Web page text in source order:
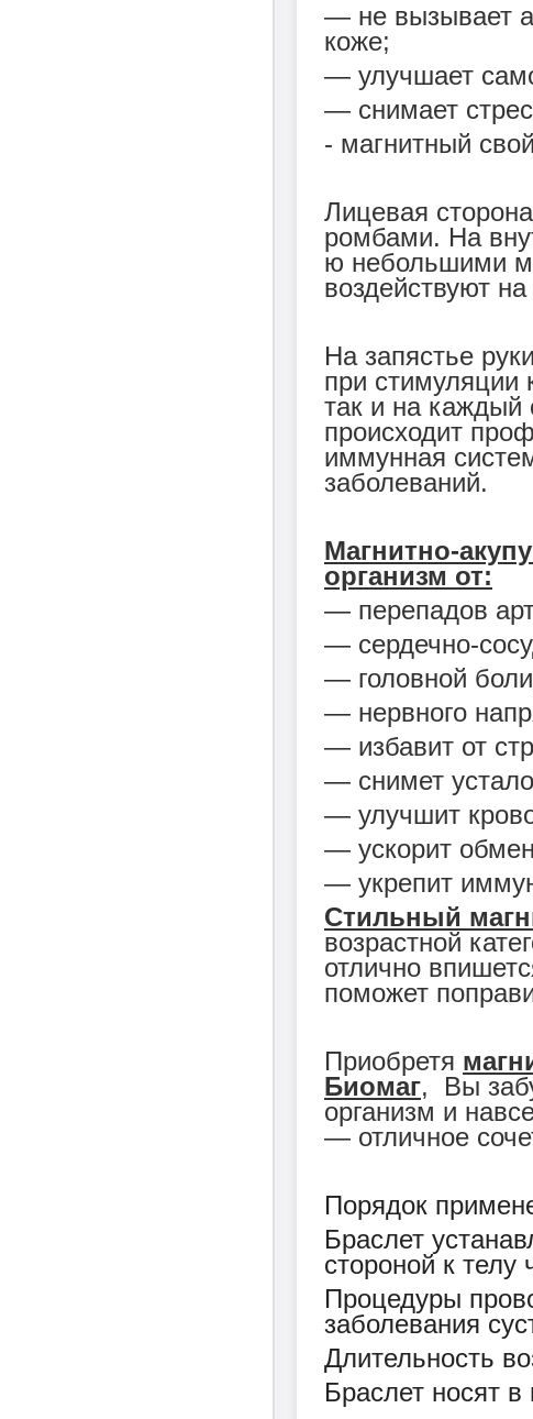
― не вызывает
коже;
― улучшает
― снимает
- магнитный
Лицевая
ромбами. На
ю небольшими
воздействуют
На запястье
при стимуляции
так и на каждый
происходит
иммунная
заболеваний.
Магнитно-
организм от:
― перепадов
― сердечно-
― головной
― нервного
― избавит от
― снимет
― улучшит
― ускорит
― укрепит
Стильный
возрастной
отлично
поможет
Приобретя
Биомаг, Вы
организм и
― отличное
Порядок
Браслет
стороной к телу
Процедуры
заболевания
Длительность
Браслет носят